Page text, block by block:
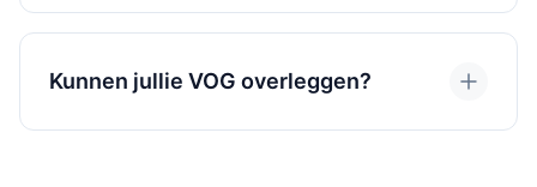
Kunnen jullie VOG overleggen?